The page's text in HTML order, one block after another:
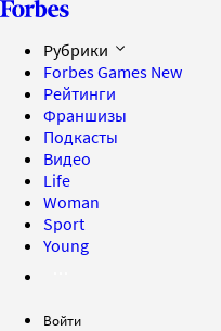
Рубрики
Forbes Games New
Рейтинги
Франшизы
Подкасты
Видео
Life
Woman
Sport
Young
Войти